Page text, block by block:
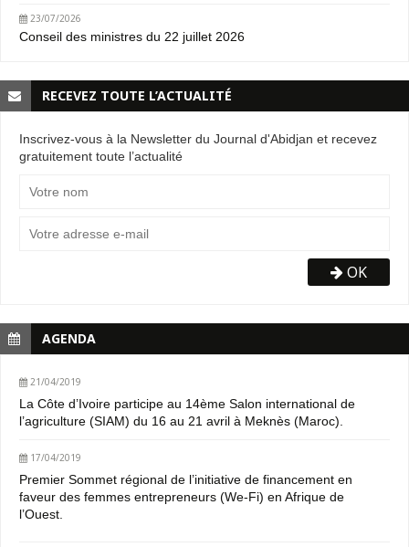
23/07/2026
Conseil des ministres du 22 juillet 2026
RECEVEZ TOUTE L’ACTUALITÉ
Inscrivez-vous à la Newsletter du Journal d'Abidjan et recevez
gratuitement toute l’actualité
OK
AGENDA
21/04/2019
La Côte d’Ivoire participe au 14ème Salon international de
l’agriculture (SIAM) du 16 au 21 avril à Meknès (Maroc).
17/04/2019
Premier Sommet régional de l’initiative de financement en
faveur des femmes entrepreneurs (We-Fi) en Afrique de
l’Ouest.